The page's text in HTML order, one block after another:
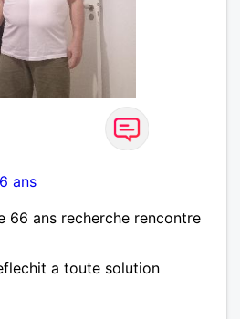
ans
66 ans recherche rencontre
a toute solution